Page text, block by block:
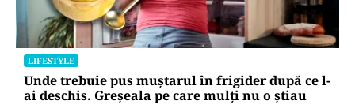
LIFESTYLE
Unde trebuie pus muștarul în frigider după ce l-
ai deschis. Greșeala pe care mulți nu o știau